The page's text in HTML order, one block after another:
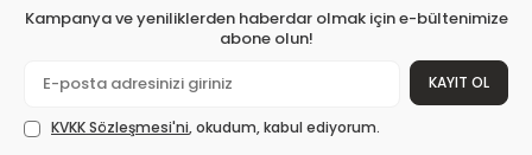
Kampanya ve yeniliklerden haberdar olmak için e-bültenimize
abone olun!
KAYIT OL
KVKK Sözleşmesi'ni, okudum, kabul ediyorum.